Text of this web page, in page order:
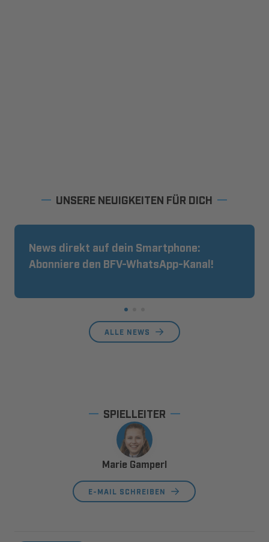
UNSERE NEUIGKEITEN FÜR DICH
News direkt auf dein Smartphone:
Abonniere den BFV-WhatsApp-Kanal!
ALLE NEWS
SPIELLEITER
Marie Gamperl
E-MAIL SCHREIBEN